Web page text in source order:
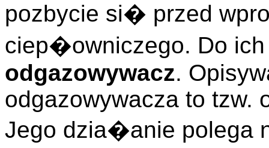
pozbycie si� przed
ciep�owniczego. Do
odgazowywacz.
odgazowywacza to tzw.
Jego dzia�anie polega